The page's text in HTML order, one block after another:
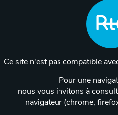
Ce site n'est pas compatible
Pour une
nous vous invitons à
navigateur (chrome,